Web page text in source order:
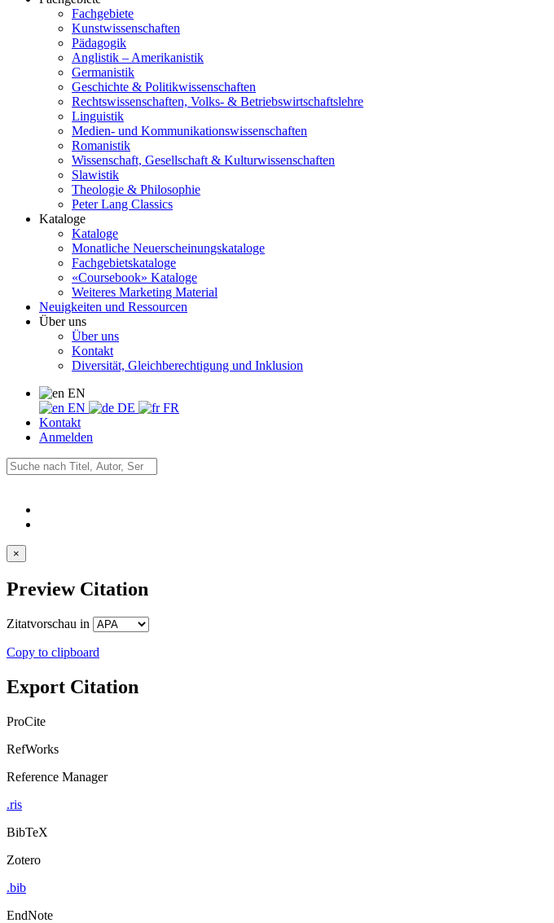
Fachgebiete
Kunstwissenschaften
Pädagogik
Anglistik – Amerikanistik
Germanistik
Geschichte & Politikwissenschaften
Rechtswissenschaften, Volks- & Betriebswirtschaftslehre
Linguistik
Medien- und Kommunikationswissenschaften
Romanistik
Wissenschaft, Gesellschaft & Kulturwissenschaften
Slawistik
Theologie & Philosophie
Peter Lang Classics
Kataloge
Kataloge
Monatliche Neuerscheinungskataloge
Fachgebietskataloge
«Coursebook» Kataloge
Weiteres Marketing Material
Neuigkeiten und Ressourcen
Über uns
Über uns
Kontakt
Diversität, Gleichberechtigung und Inklusion
EN
EN
DE
FR
Kontakt
Anmelden
×
Preview Citation
Zitatvorschau in
Copy to clipboard
Export Citation
ProCite
RefWorks
Reference Manager
.ris
BibTeX
Zotero
.bib
EndNote